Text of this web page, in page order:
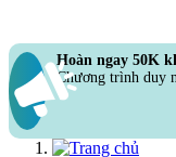
Hoàn ngay 50K
Chương trình duy